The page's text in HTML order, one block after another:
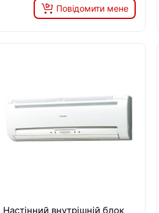
Повідомити мене
Настінний внутрішній блок